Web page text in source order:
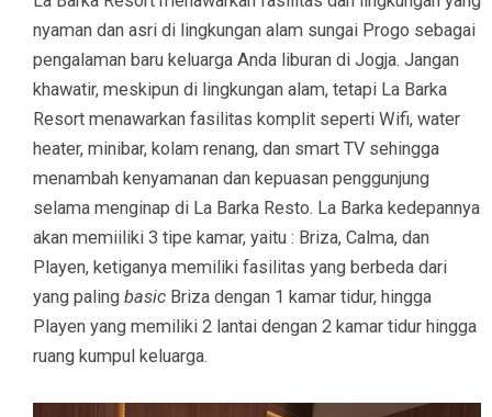
nyaman dan asri di lingkungan alam sungai Progo sebagai
pengalaman baru keluarga Anda liburan di Jogja. Jangan
khawatir, meskipun di lingkungan alam, tetapi La Barka
Resort menawarkan fasilitas komplit seperti Wifi, water
heater, minibar, kolam renang, dan smart TV sehingga
menambah kenyamanan dan kepuasan penggunjung
selama menginap di La Barka Resto. La Barka kedepannya
akan memiiliki 3 tipe kamar, yaitu : Briza, Calma, dan
Playen, ketiganya memiliki fasilitas yang berbeda dari
yang paling basic Briza dengan 1 kamar tidur, hingga
Playen yang memiliki 2 lantai dengan 2 kamar tidur hingga
ruang kumpul keluarga.